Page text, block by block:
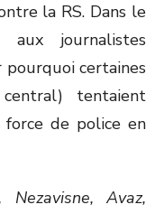
la RS. Dans le
journalistes
pourquoi certaines
tentaient
force de police en
Nezavisne, Avaz,